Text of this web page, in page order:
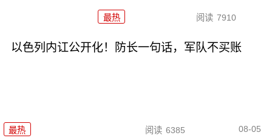
最热 阅读 7910
以色列内讧公开化！防长一句话，军队不买账
最热 阅读 6385 08-05